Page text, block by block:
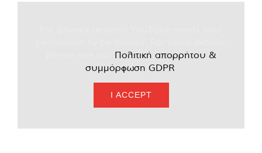
Πολιτική απορρήτου &
συμμόρφωση GDPR
I ACCEPT